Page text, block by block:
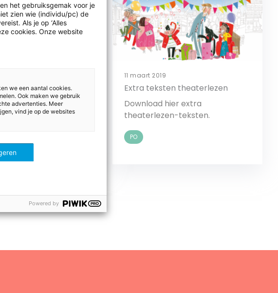
staat welke
op welke dag
11 maart 2019
Extra teksten theaterlezen
Download hier extra
theaterlezen-teksten.
PO
10
het gebruiksgemak voor je
zien wie (individu/pc) de
Als je op ‘Alles
cookies. Onze website
we een aantal cookies.
Ook maken we gebruik
advertenties. Meer
vind je op de websites
Powered by